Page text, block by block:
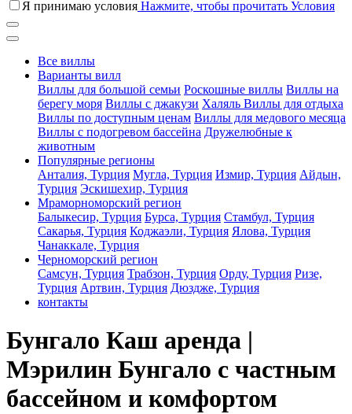
Я принимаю условия Нажмите, чтобы прочитать Условия
Все виллы
Варианты вилл
Виллы для большой семьи Роскошные виллы Виллы на
берегу моря Виллы с джакузи Халяль Виллы для отдыха
Виллы по доступным ценам Виллы для медового месяца
Виллы с подогревом бассейна Дружелюбные к
животным
Популярные регионы
Анталия, Турция Мугла, Турция Измир, Турция Айдын,
Турция Эскишехир, Турция
Мраморноморский регион
Балыкесир, Турция Бурса, Турция Стамбул, Турция
Сакарья, Турция Коджаэли, Турция Ялова, Турция
Чанаккале, Турция
Черноморский регион
Самсун, Турция Трабзон, Турция Орду, Турция Ризе,
Турция Артвин, Турция Дюздже, Турция
контакты
Бунгало Каш аренда |
Мэрилин Бунгало с частным
бассейном и комфортом